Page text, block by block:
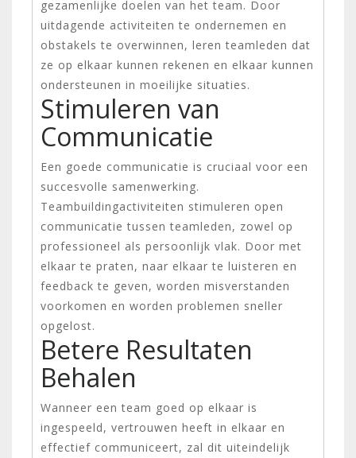
gezamenlijke doelen van het team. Door
uitdagende activiteiten te ondernemen en
obstakels te overwinnen, leren teamleden dat
ze op elkaar kunnen rekenen en elkaar kunnen
ondersteunen in moeilijke situaties.
Stimuleren van
Communicatie
Een goede communicatie is cruciaal voor een
succesvolle samenwerking.
Teambuildingactiviteiten stimuleren open
communicatie tussen teamleden, zowel op
professioneel als persoonlijk vlak. Door met
elkaar te praten, naar elkaar te luisteren en
feedback te geven, worden misverstanden
voorkomen en worden problemen sneller
opgelost.
Betere Resultaten
Behalen
Wanneer een team goed op elkaar is
ingespeeld, vertrouwen heeft in elkaar en
effectief communiceert, zal dit uiteindelijk